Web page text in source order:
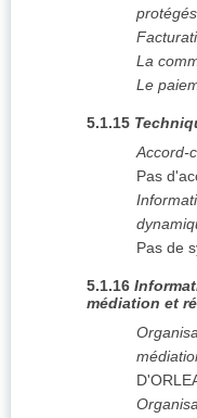
protégés
La
Le
5.1.15
Accord-
Pas
Pas de
5.1.16
médiation et